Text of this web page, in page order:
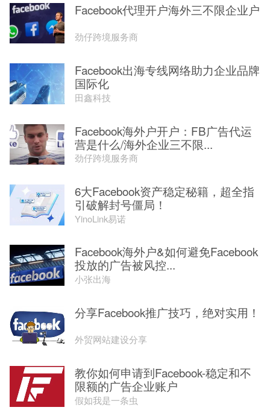
Facebook代理开户海外三不限企业户
劲仔跨境服务商
Facebook出海专线网络助力企业品牌
国际化
田鑫科技
Facebook海外户开户：FB广告代运
营是什么/海外企业三不限...
劲仔跨境服务商
6大Facebook资产稳定秘籍，超全指
引破解封号僵局！
YinoLink易诺
Facebook海外户&如何避免Facebook
投放的广告被风控...
小张出海
分享Facebook推广技巧，绝对实用！
外贸网站建设分享
教你如何申请到Facebook-稳定和不
限额的广告企业账户
假如我是一条虫